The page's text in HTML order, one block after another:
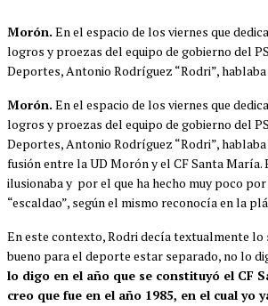
Morón. En el espacio de los viernes que
logros y proezas del equipo de gobierno del
Deportes, Antonio Rodríguez “Rodri”,
Morón. En el espacio de los viernes que
logros y proezas del equipo de gobierno del
Deportes, Antonio Rodríguez “Rodri”,
fusión entre la UD Morón y el CF Santa María.
ilusionaba y por el que ha hecho muy poco
“escaldao”, según el mismo reconocía en la
En este contexto, Rodri decía textualmente lo
bueno para el deporte estar separado, no lo
lo digo en el año que se constituyó el CF
creo que fue en el año 1985, en el cual yo